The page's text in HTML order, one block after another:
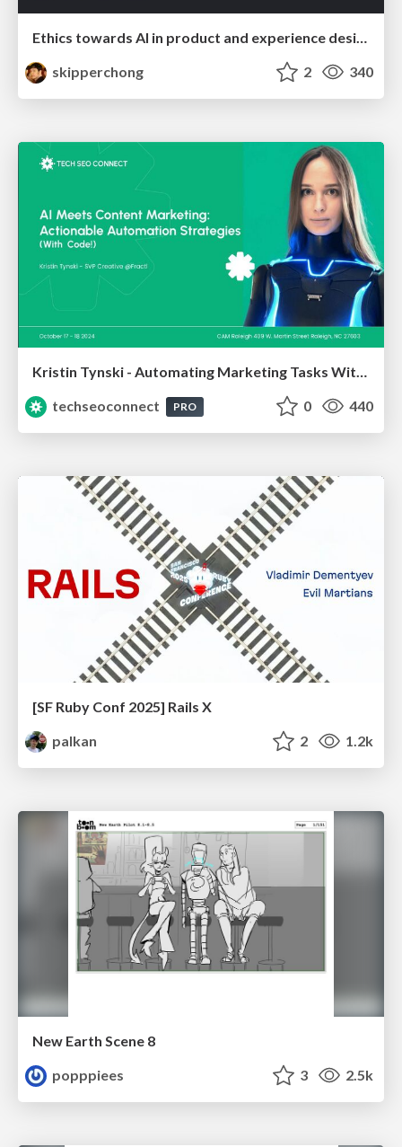
Ethics towards AI in product and experience design
skipperchong
2 340
Kristin Tynski - Automating Marketing Tasks With AI
techseoconnect
PRO 0 440
[SF Ruby Conf 2025] Rails X
palkan
2 1.2k
New Earth Scene 8
popppiees
3 2.5k